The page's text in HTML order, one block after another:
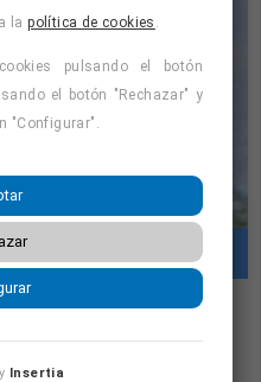
de los Pobres, Los
1 - 28460
de familia
para mejorar el servicio
Jesús le mirará con
en empresas
en empresas:
disponible.
lapolítica de cookies .
pulsando el botón
el botón "Rechazar" y
"Configurar".
Insertia